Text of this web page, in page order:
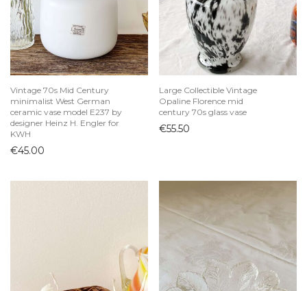
Vintage 70s Mid Century
minimalist West German
ceramic vase model E237 by
designer Heinz H. Engler for
KWH
€45.00
Large Collectible Vintage
Opaline Florence mid
century 70s glass vase
€55.50